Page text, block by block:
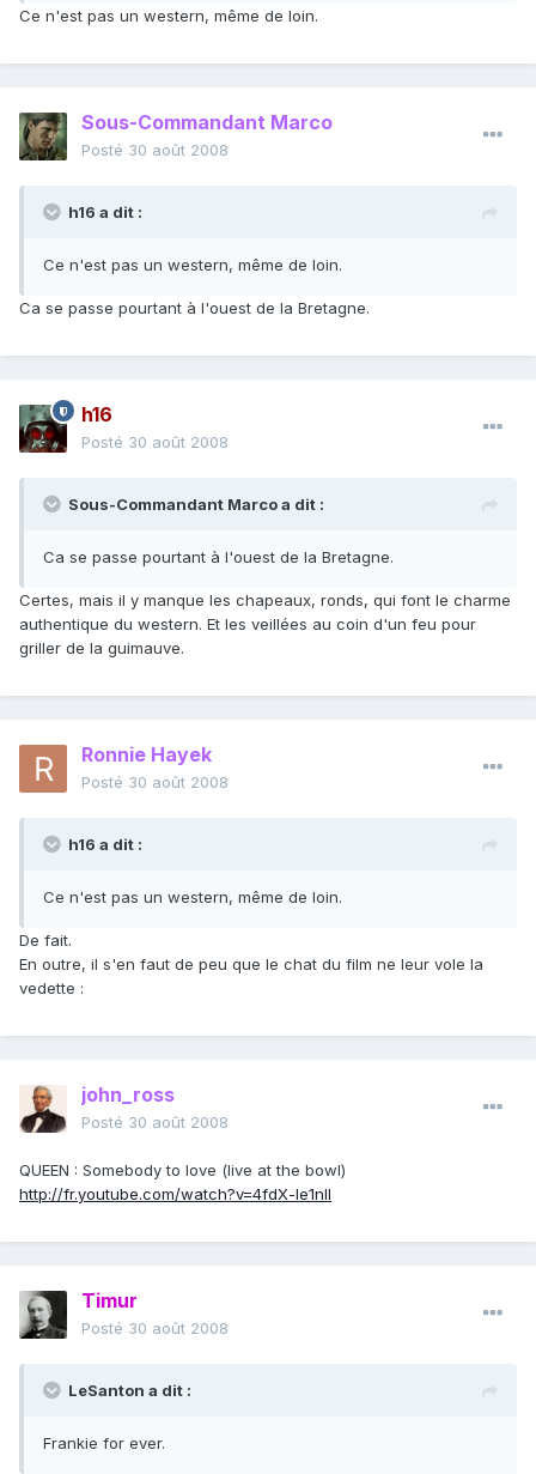
Ce n'est pas un western, même de loin.
Sous-Commandant Marco
Posté 30 août 2008
h16 a dit :
Ce n'est pas un western, même de loin.
Ca se passe pourtant à l'ouest de la Bretagne.
h16
Posté 30 août 2008
Sous-Commandant Marco a dit :
Ca se passe pourtant à l'ouest de la Bretagne.
Certes, mais il y manque les chapeaux, ronds, qui font le charme
authentique du western. Et les veillées au coin d'un feu pour
griller de la guimauve.
Ronnie Hayek
Posté 30 août 2008
h16 a dit :
Ce n'est pas un western, même de loin.
De fait.
En outre, il s'en faut de peu que le chat du film ne leur vole la
vedette :
john_ross
Posté 30 août 2008
QUEEN : Somebody to love (live at the bowl)
http://fr.youtube.com/watch?v=4fdX-le1nlI
Timur
Posté 30 août 2008
LeSanton a dit :
Frankie for ever.